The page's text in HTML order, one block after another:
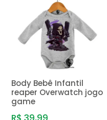
Body Bebê Infantil
reaper Overwatch jogo
game